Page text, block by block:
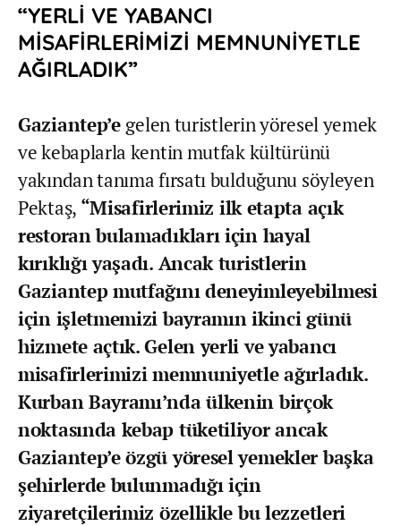
“YERLİ VE YABANCI
MİSAFİRLERİMİZİ MEMNUNİYETLE
AĞIRLADIK”
Gaziantep’e gelen turistlerin yöresel yemek
ve kebaplarla kentin mutfak kültürünü
yakından tanıma fırsatı bulduğunu söyleyen
Pektaş, “Misafirlerimiz ilk etapta açık
restoran bulamadıkları için hayal
kırıklığı yaşadı. Ancak turistlerin
Gaziantep mutfağını deneyimleyebilmesi
için işletmemizi bayramın ikinci günü
hizmete açtık. Gelen yerli ve yabancı
misafirlerimizi memnuniyetle ağırladık.
Kurban Bayramı’nda ülkenin birçok
noktasında kebap tüketiliyor ancak
Gaziantep’e özgü yöresel yemekler başka
şehirlerde bulunmadığı için
ziyaretçilerimiz özellikle bu lezzetleri